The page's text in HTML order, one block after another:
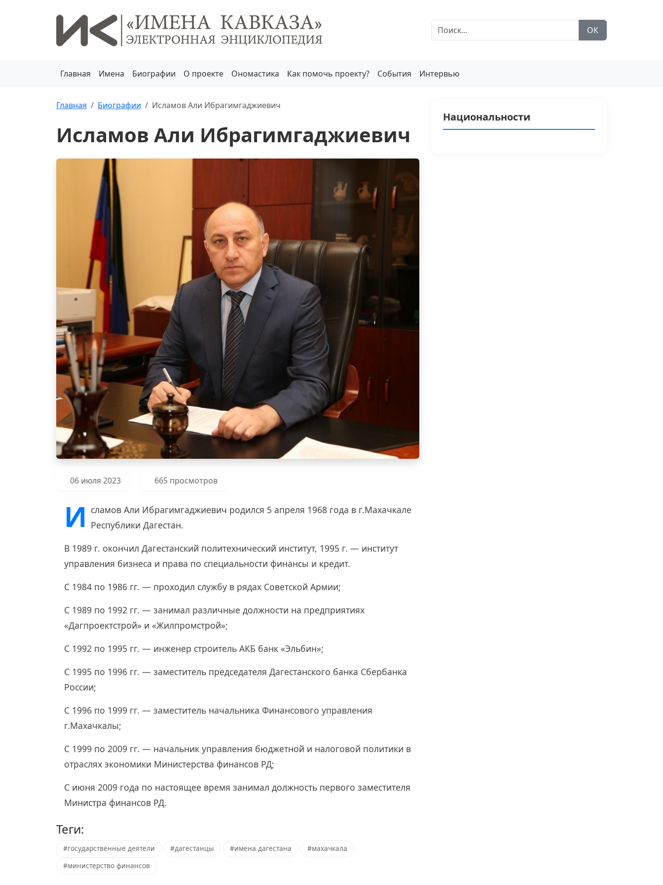
ОК
Главная Имена Биографии О проекте Ономастика Как помочь проекту? События Интервью
Главная Биографии Исламов Али Ибрагимгаджиевич
Исламов Али Ибрагимгаджиевич
06 июля 2023 665 просмотров
И сламов Али Ибрагимгаджиевич родился 5 апреля 1968 года в г.Махачкале
Республики Дагестан.
В 1989 г. окончил Дагестанский политехнический институт, 1995 г. — институт
управления бизнеса и права по специальности финансы и кредит.
С 1984 по 1986 гг. — проходил службу в рядах Советской Армии;
С 1989 по 1992 гг. — занимал различные должности на предприятиях
«Дагпроектстрой» и «Жилпромстрой»;
С 1992 по 1995 гг. — инженер строитель АКБ банк «Эльбин»;
С 1995 по 1996 гг. — заместитель председателя Дагестанского банка Сбербанка
России;
С 1996 по 1999 гг. — заместитель начальника Финансового управления
г.Махачкалы;
С 1999 по 2009 гг. — начальник управления бюджетной и налоговой политики в
отраслях экономики Министерства финансов РД;
С июня 2009 года по настоящее время занимал должность первого заместителя
Министра финансов РД.
Теги:
#государственные деятели #дагестанцы #имена дагестана
#махачкала
#министерство финансов
Национальности